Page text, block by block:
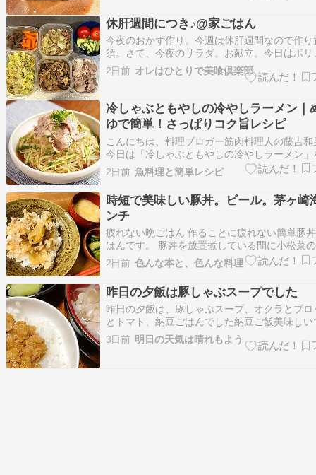
酒屋 息子が釣った…
休肝週間につき♪@家ごはん
今夜のおかず作り。今週は休肝週間なので作り
須。さて、今夜のサラダ。お献立。今日はボリ
えめ。レタスと玉子と雑穀のサラダ、豚しゃぶ
晩に作った絹かわなすとひき肉のチーズ焼き
2日前 オレはひとりで美喰倶楽部
冷しゃぶともやしの冷やしラーメン｜
ゆで簡単！さっぱりコク旨レシピ
こんにちは、料理ブロガー筋肉料理人の藤吉和
今日は「冷しゃぶともやしの冷やしラーメン」
します。私は普段、袋麺のインスタントラーメ
ンジしたレシピをよく作りますが、今回は市販
麺を使いました。生中華麺は「かんすい」が使
るのでコシが強く、冷たくしても…
2日前 魚料理と簡単レシピ
時短で美味しい豚丼。ビール。茅ヶ崎
ンチ
疲れない晩ごはん 作ることに疲れない簡単豚
はんです。 豚丼を放置煮している間に小松菜
（レンチン）とみそ汁も作りました。 豚丼を
美味しく作るコツは、肉選びと調味料。 お肉
しゃぶ肉。調味料は生姜多めで後入れに。 こ
が美味しさのコツだと思います…
2日前 色んな本と、色んな料理
昨日の夕飯は豚しゃぶスープでした
昨日の夕飯は、豚しゃぶスープ、オクラとブロ
とトマト、納豆ごはんでした納豆ご飯美味しい
ートは自家製の冷凍チョコバナナとブルーベリ
そろなバナナを輪切りにして、溶かしたガー
3日前 明日の天気は晴れもよう